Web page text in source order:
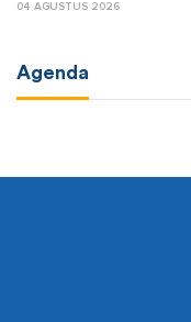
04 AGUSTUS 2026
Agenda